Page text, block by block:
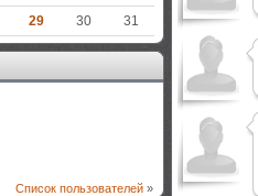
29 30 31
Список пользователей»